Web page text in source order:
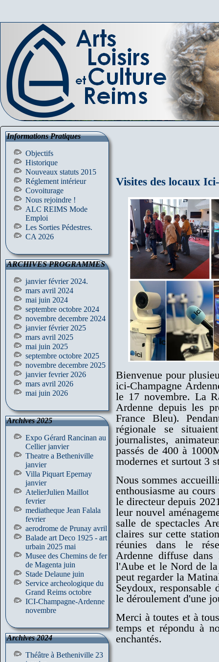
Informations Pratiques
Objectifs
Historique
Nouveaux statuts 2015
Réglement intérieur
Covoiturage
Nous rejoindre !
ALC REIMS Mode
Emploi
Les Sorties Pédestres.
CA 2026
ARCHIVES PROGRAMMES
janvier février 2024.
mars avril 2024
mai juin 2024
septembre octobre 2024
novembre decembre 2024
janvier février 2025
mars avril 2025
mai juin 2025
septembre octobre 2025
novembre decembre 2025
janvier fevrier 2026
mars avril 2026
mai juin 2026
Archives 2025
Expo Gérard Rancinan au
Cellier janvier
Theatre a Betheniville
janvier
Villa Piquart Epernay
janvier
AtelierJulien Maillot
fevrier
mediatheque Jean Falala
fevrier
aerodrome de Prunay avril
Balade art Deco 1925 - art
urbain 2025 mai
Musee des Chemins de fer
de Magenta juin
Stade Delaune juin
Service archeologique du
Grand Reims octobre
ICI-Champagne-Ardenne
novembre
Archives 2024
Théâtre à Betheniville 23
Visites des locaux
Bienvenue pour
ici-Champagne
le 17 novembre. La
Ardenne depuis les
France Bleu).
régionale se
journalistes,
passés de 400 à
modernes et surtout 3
Nous sommes
enthousiasme au
le directeur depuis
leur nouvel
salle de spectacles
claires sur cette
réunies dans le
Ardenne diffuse
l'Aube et le Nord de
peut regarder la
Seydoux, responsable
le déroulement d'une
Merci à toutes et à
temps et répondu à
enchantés.